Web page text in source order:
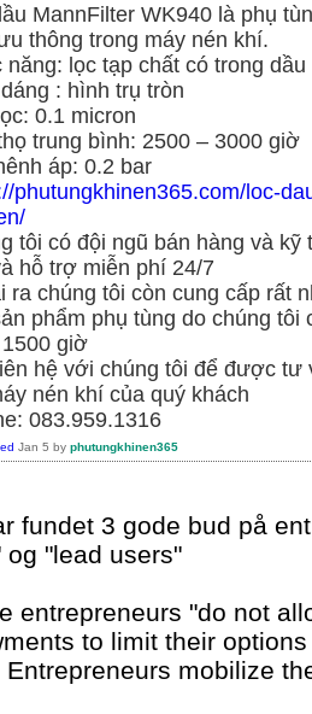
MannFilter WK940 là phụ
thông trong máy nén khí.
năng: lọc tạp chất có trong dầu
: hình trụ tròn
0.1 micron
trung bình: 2500 – 3000 giờ
áp: 0.2 bar
phutungkhinen365.com/loc-
tôi có đội ngũ bán hàng và
hỗ trợ miễn phí 24/7
ra chúng tôi còn cung cấp rất
phẩm phụ tùng do chúng
giờ
hệ với chúng tôi để được tư
nén khí của quý khách
083.959.1316
Jan 5 by phutungkhinen365
fundet 3 gode bud på
og "lead users"
entrepreneurs "do not
to limit their
Entrepreneurs mobilize